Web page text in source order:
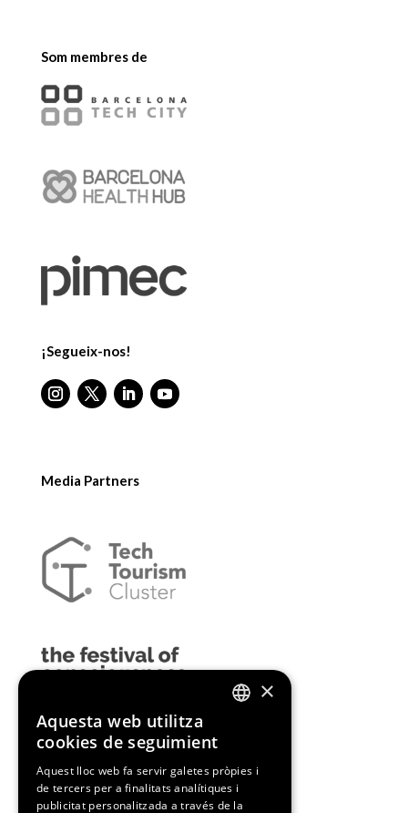
Som membres de
¡Segueix-nos!
Media Partners
CATALAN
×
Aquesta web utilitza
cookies de seguimient
Aquest lloc web fa servir galetes pròpies i
de tercers per a finalitats analítiques i
publicitat personalitzada a través de la